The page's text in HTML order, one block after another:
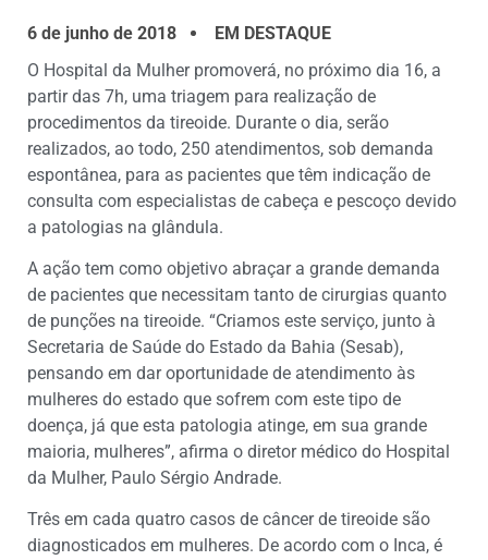
6 de junho de 2018
EM DESTAQUE
O Hospital da Mulher promoverá, no próximo dia 16, a
partir das 7h, uma triagem para realização de
procedimentos da tireoide. Durante o dia, serão
realizados, ao todo, 250 atendimentos, sob demanda
espontânea, para as pacientes que têm indicação de
consulta com especialistas de cabeça e pescoço devido
a patologias na glândula.
A ação tem como objetivo abraçar a grande demanda
de pacientes que necessitam tanto de cirurgias quanto
de punções na tireoide. “Criamos este serviço, junto à
Secretaria de Saúde do Estado da Bahia (Sesab),
pensando em dar oportunidade de atendimento às
mulheres do estado que sofrem com este tipo de
doença, já que esta patologia atinge, em sua grande
maioria, mulheres”, afirma o diretor médico do Hospital
da Mulher, Paulo Sérgio Andrade.
Três em cada quatro casos de câncer de tireoide são
diagnosticados em mulheres. De acordo com o Inca, é